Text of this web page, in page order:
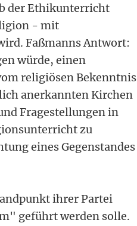
der Ethikunterricht
- mit
Faßmanns Antwort:
würde, einen
religiösen Bekenntnis
anerkannten Kirchen
Fragestellungen in
zu
eines Gegenstandes
ihrer Partei
geführt werden solle.